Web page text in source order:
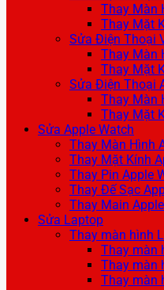
Thay Màn
Thay Mặt
Sửa Điện Thoại
Thay Màn
Thay Mặt
Sửa Điện Thoại
Thay Màn
Thay Mặt
Sửa Apple Watch
Thay Màn Hình
Thay Mặt Kính
Thay Pin Apple
Thay Đế Sạc
Thay Main
Sửa Laptop
Thay màn hình
Thay màn
Thay màn
Thay màn